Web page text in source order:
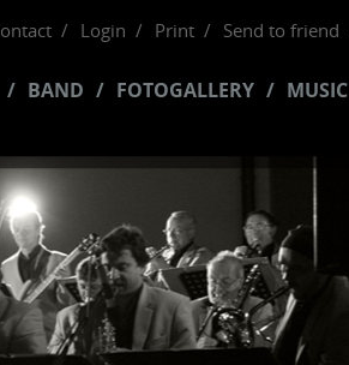
Login Print Send to friend
BAND FOTOGALLERY MUSIC